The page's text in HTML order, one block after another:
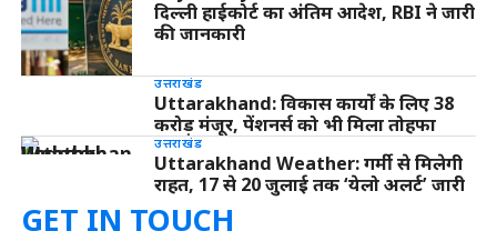
दिल्ली हाईकोर्ट का अंतिम आदेश, RBI ने जारी
की जानकारी
उत्तराखंड
Uttarakhand: विकास कार्यों के लिए 38
करोड़ मंजूर, पेंशनर्स को भी मिला तोहफा
उत्तराखंड
Uttarakhand Weather: गर्मी से मिलेगी
राहत, 17 से 20 जुलाई तक ‘येलो अलर्ट’ जारी
GET IN TOUCH